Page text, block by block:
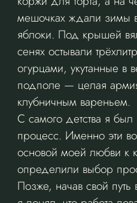
мешочках ждали зимы
яблоки. Под крышей
сенях остывали
огурцами, укутанные
подполе — целая
клубничным вареньем.
С самого детства я был
процесс. Именно эти
основой моей любви к
определили выбор
Позже, начав свой